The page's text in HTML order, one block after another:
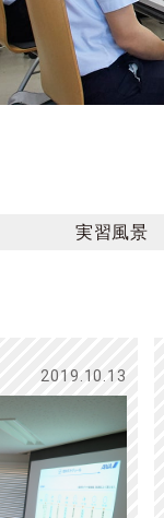
実習風景
2019.10.13